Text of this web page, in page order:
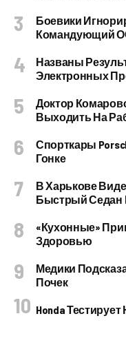
Боевики
Командующий
Названы
Электронных
Доктор
Выходить На
Спорткары
Гонке
В Харькове
Быстрый Седан
«Кухонные»
Здоровью
Медики
Почек
Honda